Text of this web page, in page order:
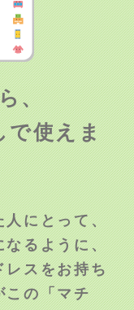
、
で使えま
人にとって、
なるように、
レスをお持ち
この「マチ